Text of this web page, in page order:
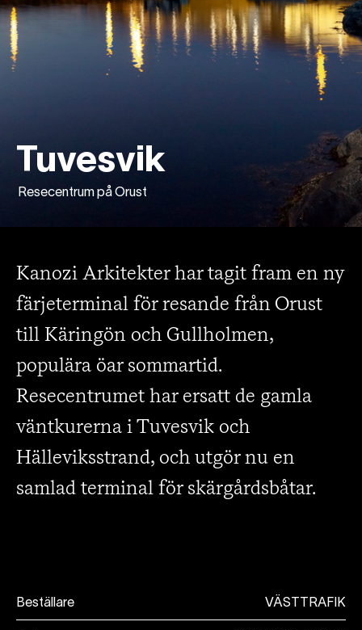
Tuvesvik
Resecentrum på Orust
Kanozi Arkitekter har tagit fram en ny
färjeterminal för resande från Orust
till Käringön och Gullholmen,
populära öar sommartid.
Resecentrumet har ersatt de gamla
väntkurerna i Tuvesvik och
Hälleviksstrand, och utgör nu en
samlad terminal för skärgårdsbåtar.
Beställare VÄSTTRAFIK